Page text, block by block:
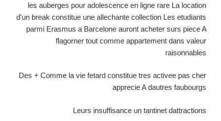
les auberges pour adolescence en ligne rare La location
d'un break constitue une allechante collection Les etudiants
parmi Erasmus a Barcelone auront acheter surs piece A
flagorner tout comme appartement dans valeur
raisonnables
Des + Comme la vie fetard constitue tres activee pas cher
apprecie A dautres faubourgs
Leurs insuffisance un tantinet dattractions